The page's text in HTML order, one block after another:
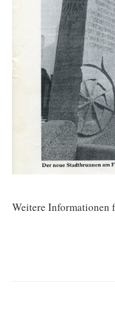
Weitere Informationen